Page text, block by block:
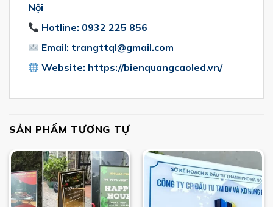
Nội
Hotline: 0932 225 856
Email: trangttql@gmail.com
Website: https://bienquangcaoled.vn/
SẢN PHẨM TƯƠNG TỰ